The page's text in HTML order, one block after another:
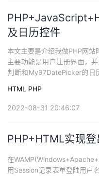
及日历控件
本文主要是介绍我做PHP网
主要功能是用户注册界面，
判断和My97DatePicker的日
HTML PHP
2022-08-31 20:46:07
PHP+HTML实现
在
用Session记录表单登陆用户